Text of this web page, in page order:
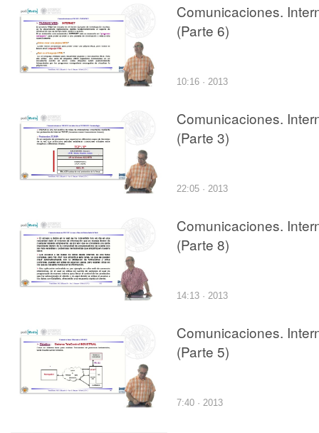
Comunicaciones.
(Parte 6)
10:16 · 2013
Comunicaciones.
(Parte 3)
22:05 · 2013
Comunicaciones.
(Parte 8)
14:13 · 2013
Comunicaciones.
(Parte 5)
7:40 · 2013